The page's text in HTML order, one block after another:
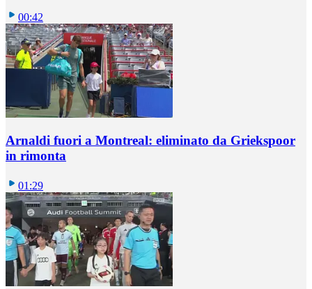
00:42
Arnaldi fuori a Montreal: eliminato da Griekspoor
in rimonta
01:29